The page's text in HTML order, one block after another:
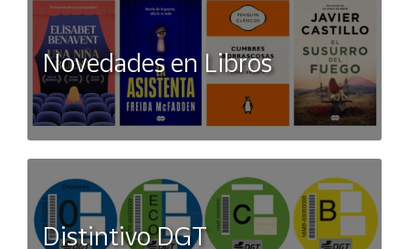
Novedades en Libros
Distintivo DGT